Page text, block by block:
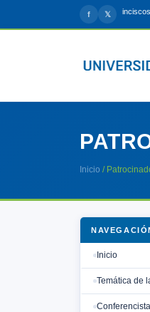
f 𝕏
Inicio /
Inicio
Temática de